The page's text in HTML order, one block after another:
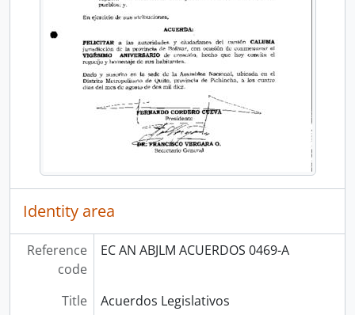
Identity area
Reference
code
EC AN ABJLM ACUERDOS 0469-A
Title
Acuerdos Legislativos